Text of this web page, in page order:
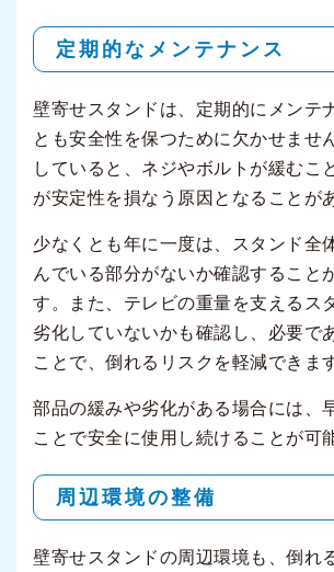
定期的なメンテナンス
壁寄せスタンドは、定期的にメンテ
とも安全性を保つために欠かせませ
していると、ネジやボルトが緩むこ
が安定性を損なう原因となることが
少なくとも年に一度は、スタンド全
んでいる部分がないか確認すること
す。また、テレビの重量を支えるス
劣化していないかも確認し、必要で
ことで、倒れるリスクを軽減できま
部品の緩みや劣化がある場合には、
ことで安全に使用し続けることが可
周辺環境の整備
壁寄せスタンドの周辺環境も、倒れ